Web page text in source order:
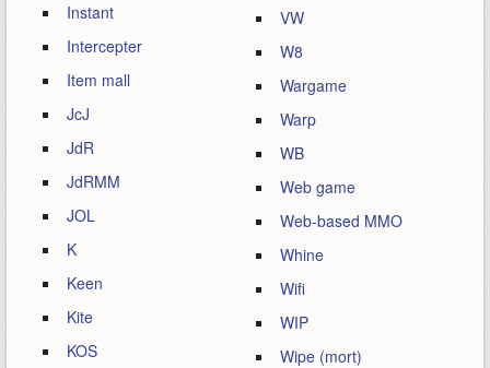
Instant
Intercepter
Item mall
JcJ
JdR
JdRMM
JOL
K
Keen
Kite
KOS
VW
W8
Wargame
Warp
WB
Web game
Web-based MMO
Whine
Wifi
WIP
Wipe (mort)